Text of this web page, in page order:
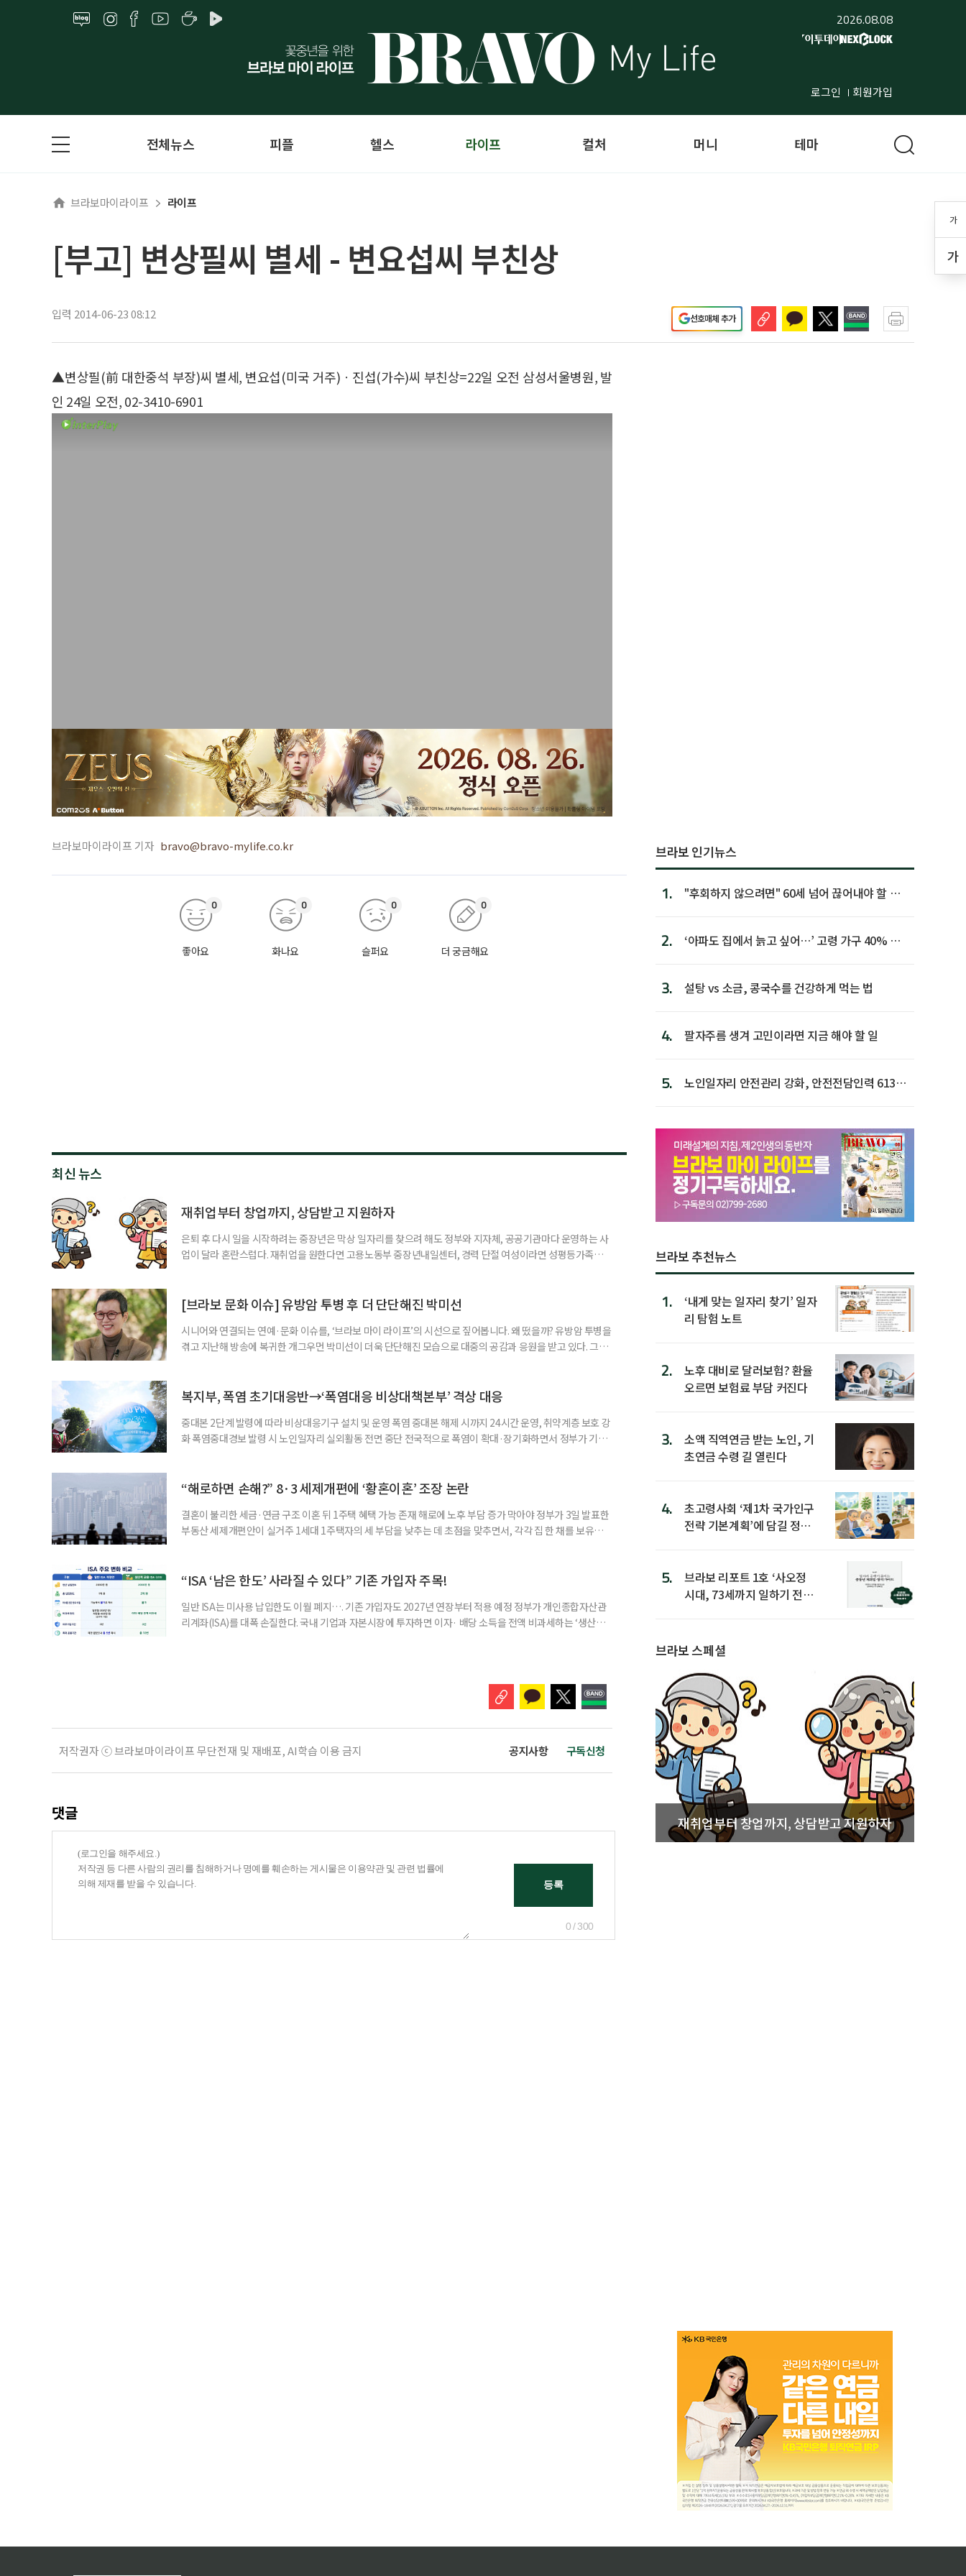
2026.08.08
로그인 회원가입
가
가
전체뉴스 피플 헬스 라이프 컬처 머니 테마
브라보마이라이프 라이프
[부고] 변상필씨 별세 - 변요섭씨 부친상
입력 2014-06-23 08:12 선호매체 추가
▲변상필(前 대한중석 부장)씨 별세, 변요섭(미국 거주)ㆍ진섭(가수)씨 부친상=22일 오전 삼성서울병원, 발
인 24일 오전, 02-3410-6901
브라보마이라이프 기자 bravo@bravo-mylife.co.kr
좋아요
0
화나요
0
슬퍼요
0
더 궁금해요
0
최신 뉴스
재취업부터 창업까지, 상담받고 지원하자
은퇴 후 다시 일을 시작하려는 중장년은 막상 일자리를 찾으려 해도 정부와 지자체, 공공기관마다 운영하는 사
업이 달라 혼란스럽다. 재취업을 원한다면 고용노동부 중장년내일센터, 경력 단절 여성이라면 성평등가족부
준비부터 구직 수당까지 고용노동부 국민취업지원제도 구직활동이 쉽지 않은 사람을 위한 제도다. 개인별 취
업 지원 계획을 세
[브라보 문화 이슈] 유방암 투병 후 더 단단해진 박미선
시니어와 연결되는 연예·문화 이슈를, ‘브라보 마이 라이프’의 시선으로 짚어봅니다. 왜 떴을까? 유방암 투병을
겪고 지난해 방송에 복귀한 개그우먼 박미선이 더욱 단단해진 모습으로 대중의 공감과 응원을 받고 있다. 그러
까. 오랜 방송 생활 뒤 전해진 투병 소식 박미선은 재치 있는 말솜씨와 공감 능력으로
복지부, 폭염 초기대응반→‘폭염대응 비상대책본부’ 격상 대응
중대본 2단계 발령에 따라 비상대응기구 설치 및 운영 폭염 중대본 해제 시까지 24시간 운영, 취약계층 보호 강
화 폭염중대경보 발령 시 노인일자리 실외활동 전면 중단 전국적으로 폭염이 확대·장기화하면서 정부가 기존
책본부(중대본) 2단계(심각)가 발령된 이후에도 폭염이 전국적으로 확대되고 장기화한 데 따른 것이다. 기존에
“해로하면 손해?” 8·3 세제개편에 ‘황혼이혼’ 조장 논란
결혼이 불리한 세금·연금 구조 이혼 뒤 1주택 혜택 가능 존재 해로에 노후 부담 증가 막아야 정부가 3일 발표한
부동산 세제개편안이 실거주 1세대 1주택자의 세 부담을 낮추는 데 초점을 맞추면서, 각각 집 한 채를 보유한
부가 각자 집 한 채씩을 보유하면 한 세대가 두 채를 가진 것으로 보지만, 실제 이혼해 주거와 생계를 분
“ISA ‘남은 한도’ 사라질 수 있다” 기존 가입자 주목!
일반 ISA는 미사용 납입한도 이월 폐지…. 기존 가입자도 2027년 연장부터 적용 예정 정부가 개인종합자산관
리계좌(ISA)를 대폭 손질한다. 국내 기업과 자본시장에 투자하면 이자· 배당 소득을 전액 비과세하는 ‘생산적
저작권자 ⓒ 브라보마이라이프 무단전재 및 재배포, AI학습 이용 금지 공지사항 구독신청
댓글
0 / 300
브라보 인기뉴스
1.
"후회하지 않으려면" 60세 넘어 끊어내야 할 사
2.
‘아파도 집에서 늙고 싶어…’ 고령 가구 40% 노
3. 설탕 vs 소금, 콩국수를 건강하게 먹는 법
4. 팔자주름 생겨 고민이라면 지금 해야 할 일
5.
노인일자리 안전관리 강화, 안전전담인력 613명
브라보 추천뉴스
1.
‘내게 맞는 일자리 찾기’ 일자
리 탐험 노트
2.
노후 대비로 달러보험? 환율
오르면 보험료 부담 커진다
3.
소액 직역연금 받는 노인, 기
초연금 수령 길 열린다
4.
초고령사회 ‘제1차 국가인구
전략 기본계획’에 담길 정책
5.
브라보 리포트 1호 ‘사오정
시대, 73세까지 일하기 전략’
브라보 스페셜
재취업부터 창업까지, 상담받고 지원하자